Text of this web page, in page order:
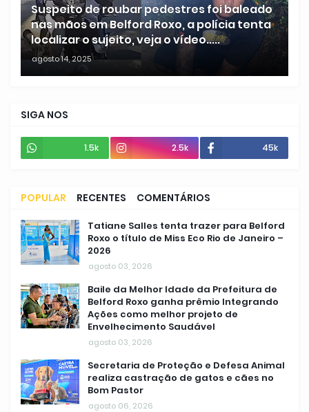
Suspeito de roubar pedestres foi baleado
nas mãos em Belford Roxo, a polícia tenta
localizar o sujeito, veja o vídeo.....
agosto 14, 2025
SIGA NOS
1.5k 2.5k 45k
POPULAR RECENTES COMENTÁRIOS
Tatiane Salles tenta trazer para Belford
Roxo o título de Miss Eco Rio de Janeiro –
2026
agosto 03, 2026
Baile da Melhor Idade da Prefeitura de
Belford Roxo ganha prêmio Integrando
Ações como melhor projeto de
Envelhecimento Saudável
agosto 03, 2026
Secretaria de Proteção e Defesa Animal
realiza castração de gatos e cães no
Bom Pastor
agosto 06, 2026